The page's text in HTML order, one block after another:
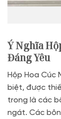
Ý Nghĩa
Đáng Yêu
Hộp Hoa
biệt, được
trong là các
ngát. Các